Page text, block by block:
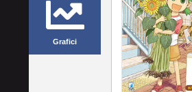
Grafici